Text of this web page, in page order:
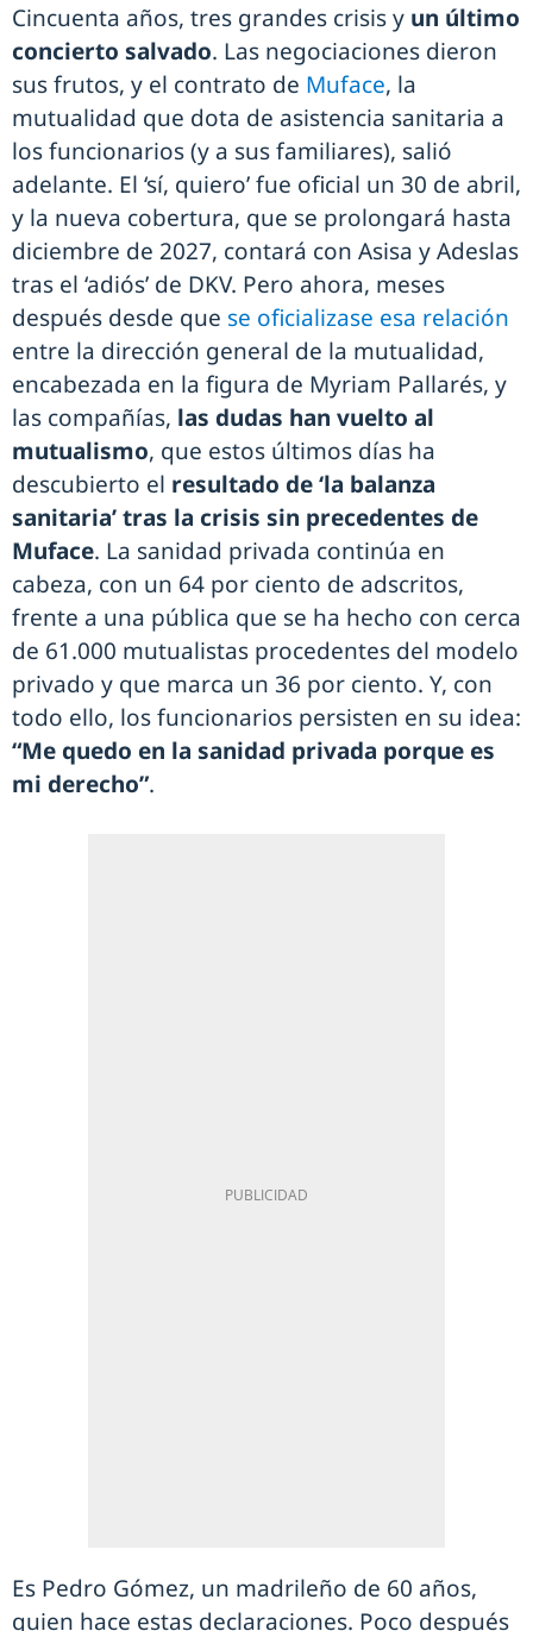
Cincuenta años, tres grandes crisis y un último
concierto salvado. Las negociaciones dieron
sus frutos, y el contrato de Muface, la
mutualidad que dota de asistencia sanitaria a
los funcionarios (y a sus familiares), salió
adelante. El ‘sí, quiero’ fue oficial un 30 de abril,
y la nueva cobertura, que se prolongará hasta
diciembre de 2027, contará con Asisa y Adeslas
tras el ‘adiós’ de DKV. Pero ahora, meses
después desde que se oficializase esa relación
entre la dirección general de la mutualidad,
encabezada en la figura de Myriam Pallarés, y
las compañías, las dudas han vuelto al
mutualismo, que estos últimos días ha
descubierto el resultado de ‘la balanza
sanitaria’ tras la crisis sin precedentes de
Muface. La sanidad privada continúa en
cabeza, con un 64 por ciento de adscritos,
frente a una pública que se ha hecho con cerca
de 61.000 mutualistas procedentes del modelo
privado y que marca un 36 por ciento. Y, con
todo ello, los funcionarios persisten en su idea:
“Me quedo en la sanidad privada porque es
mi derecho”.
Es Pedro Gómez, un madrileño de 60 años,
quien hace estas declaraciones. Poco después